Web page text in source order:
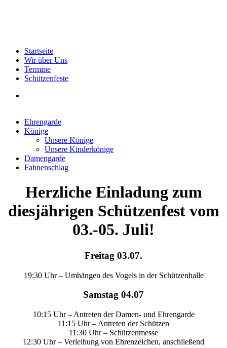
Startseite
Wir über Uns
Termine
Schützenfeste
Ehrengarde
Könige
Unsere Könige
Unsere Kinderkönige
Damengarde
Fahnenschlag
Herzliche Einladung zum
diesjährigen Schützenfest vom
03.-05. Juli!
Freitag 03.07.
19:30 Uhr – Umhängen des Vogels in der Schützenhalle
Samstag 04.07
10:15 Uhr – Antreten der Damen- und Ehrengarde
11:15 Uhr – Antreten der Schützen
11:30 Uhr – Schützenmesse
12:30 Uhr – Verleihung von Ehrenzeichen, anschließend